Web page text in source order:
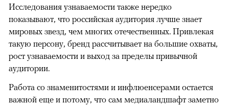
Исследования узнаваемости также нередко
показывают, что российская аудитория лучше знает
мировых звезд, чем многих отечественных. Привлекая
такую персону, бренд рассчитывает на большие охваты,
рост узнаваемости и выход за пределы привычной
аудитории.
Работа со знаменитостями и инфлюенсерами остается
важной еще и потому, что сам медиаландшафт заметно